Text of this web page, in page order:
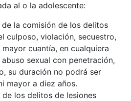
al o la adolescente:
la comisión de los delitos
culposo, violación, secuestro,
cuantía, en cualquiera
sexual con penetración,
su duración no podrá ser
mayor a diez años.
los delitos de lesiones